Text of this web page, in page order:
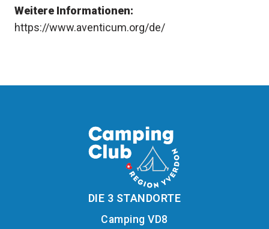
Weitere Informationen:
https://www.aventicum.org/de/
DIE 3 STANDORTE
Camping VD8